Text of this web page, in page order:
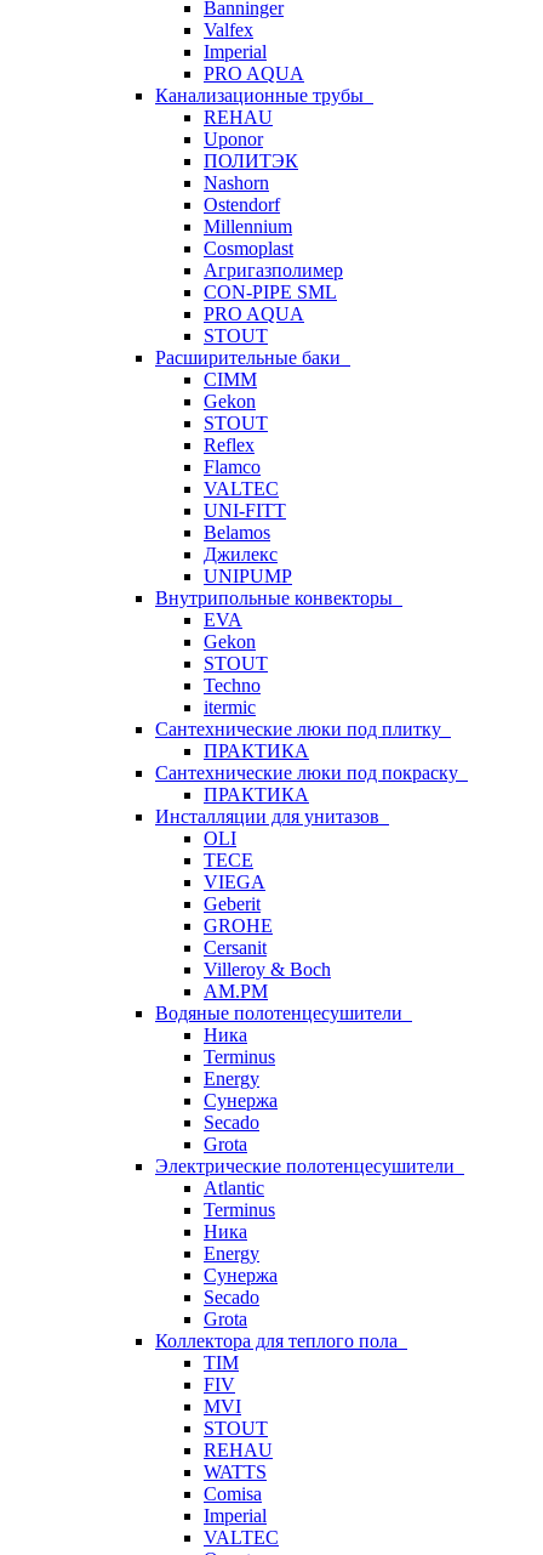
Banninger
Valfex
Imperial
PRO AQUA
Канализационные трубы
REHAU
Uponor
ПОЛИТЭК
Nashorn
Ostendorf
Millennium
Cosmoplast
Агригазполимер
CON-PIPE SML
PRO AQUA
STOUT
Расширительные баки
CIMM
Gekon
STOUT
Reflex
Flamco
VALTEC
UNI-FITT
Belamos
Джилекс
UNIPUMP
Внутрипольные конвекторы
EVA
Gekon
STOUT
Techno
itermic
Сантехнические люки под плитку
ПРАКТИКА
Сантехнические люки под покраску
ПРАКТИКА
Инсталляции для унитазов
OLI
TECE
VIEGA
Geberit
GROHE
Cersanit
Villeroy & Boch
AM.PM
Водяные полотенцесушители
Ника
Terminus
Energy
Сунержа
Secado
Grota
Электрические полотенцесушители
Atlantic
Terminus
Ника
Energy
Сунержа
Secado
Grota
Коллектора для теплого пола
TIM
FIV
MVI
STOUT
REHAU
WATTS
Comisa
Imperial
VALTEC